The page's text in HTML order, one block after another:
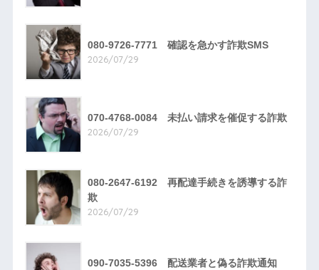
080-9726-7771 確認を急かす詐欺SMS
2026/07/29
070-4768-0084 未払い請求を催促する詐欺
2026/07/29
080-2647-6192 再配達手続きを誘導する詐
欺
2026/07/29
090-7035-5396 配送業者と偽る詐欺通知